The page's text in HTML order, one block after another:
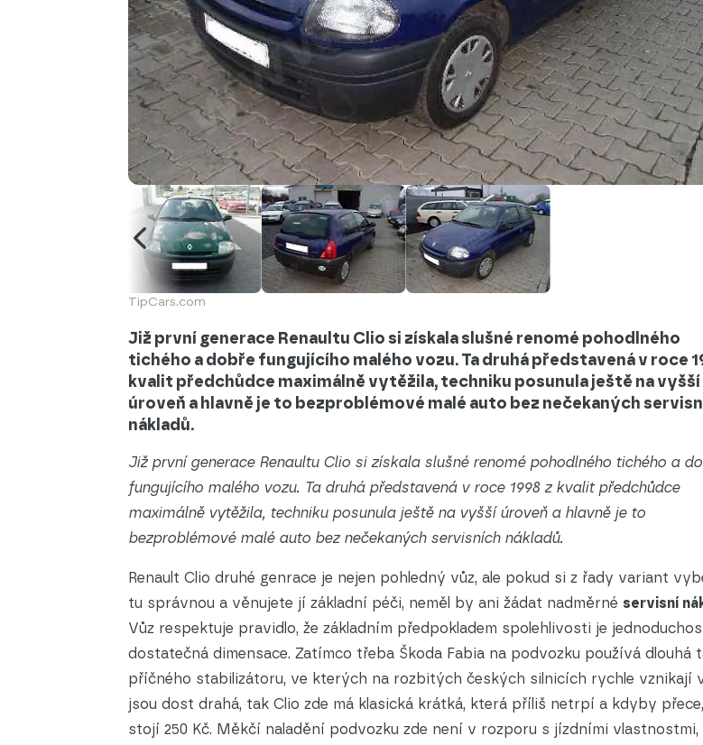
TipCars.com
Již první generace Renaultu Clio si získala slušné renomé pohodlného
tichého a dobře fungujícího malého vozu. Ta druhá představená v roce
kvalit předchůdce maximálně vytěžila, techniku posunula ještě na vyšší
úroveň a hlavně je to bezproblémové malé auto bez nečekaných
nákladů.
Již první generace Renaultu Clio si získala slušné renomé pohodlného tichého a
fungujícího malého vozu. Ta druhá představená v roce 1998 z kvalit předchůdce
maximálně vytěžila, techniku posunula ještě na vyšší úroveň a hlavně je to
bezproblémové malé auto bez nečekaných servisních nákladů.
Renault Clio druhé genrace je nejen pohledný vůz, ale pokud si z řady variant
tu správnou a věnujete jí základní péči, neměl by ani žádat nadměrné servisní
Vůz respektuje pravidlo, že základním předpokladem spolehlivosti je
dostatečná dimensace. Zatímco třeba Škoda Fabia na podvozku používá dlouhá
příčného stabilizátoru, ve kterých na rozbitých českých silnicích rychle vznikají
jsou dost drahá, tak Clio zde má klasická krátká, která příliš netrpí a kdyby
stojí 250 Kč. Měkčí naladění podvozku zde není v rozporu s jízdními vlastnostmi,